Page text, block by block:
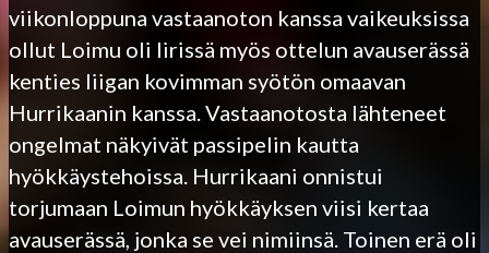
viikonloppuna vastaanoton kanssa vaikeuksissa
ollut Loimu oli lirissä myös ottelun avauserässä
kenties liigan kovimman syötön omaavan
Hurrikaanin kanssa. Vastaanotosta lähteneet
ongelmat näkyivät passipelin kautta
hyökkäystehoissa. Hurrikaani onnistui
torjumaan Loimun hyökkäyksen viisi kertaa
avauserässä, jonka se vei nimiinsä. Toinen erä oli